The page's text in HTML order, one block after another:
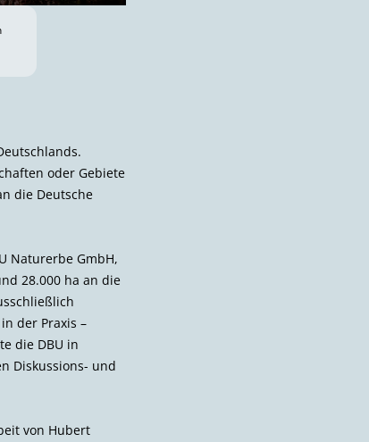
oder Gebiete
die Deutsche
Naturerbe GmbH,
28.000 ha an die
der Praxis –
die DBU in
Diskussions- und
von Hubert